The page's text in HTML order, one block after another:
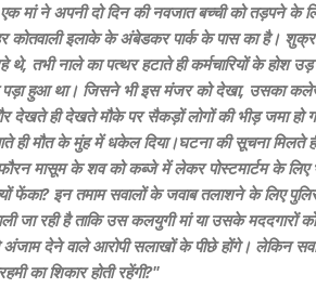
मां ने अपनी दो दिन की नवजात बच्ची को तड़पने के
कोतवाली इलाके के अंबेडकर पार्क के पास का है।
थे, तभी नाले का पत्थर हटाते ही कर्मचारियों के होश
पड़ा हुआ था। जिसने भी इस मंजर को देखा, उसका
ही देखते मौके पर सैकड़ों लोगों की भीड़ जमा हो
ही मौत के मुंह में धकेल दिया।घटना की सूचना मिलते
मासूम के शव को कब्जे में लेकर पोस्टमार्टम के
फेंका? इन तमाम सवालों के जवाब तलाशने के लिए
जा रही है ताकि उस कलयुगी मां या उसके मददगारों
अंजाम देने वाले आरोपी सलाखों के पीछे होंगे। लेकिन
का शिकार होती रहेंगी?"